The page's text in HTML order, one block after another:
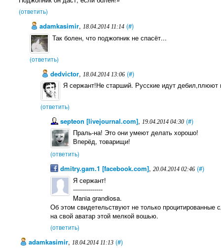
(ответить)
adamkasimir,18.04.2014 11:14 (#)
Так болен, что поджопник не спасёт...
(ответить)
dedviсtor, 18.04.2014 13:06 (#)
Я сержант!Не старший. Русские идут дебил,плюют
(ответить)
septeon [livejournal.com],19.04.2014 04:30 (#)
Праль-на! Это они умеют делать хорошо!
Вперёд, товарищи!
(ответить)
dmitry.gam.1 [facebook.com],20.04.2014 02:46 (#)
Я сержант!
---------------
Mania grandiosa.
Об этом свидетельствуют не только процитированные
на свой аватар этой мелкой вошью.
(ответить)
adamkasimir, 18.04.2014 11:13 (#)